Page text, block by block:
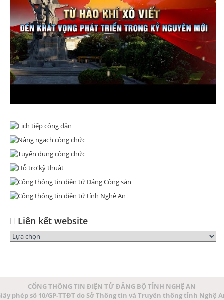
Liên kết website
CỔNG THÔNG TIN ĐIỆN TỬ ĐẢNG BỘ TỈNH NGHỆ AN
phép số 10/GP-TTĐT do Sở Thông tin và Truyền thông tỉnh Nghệ